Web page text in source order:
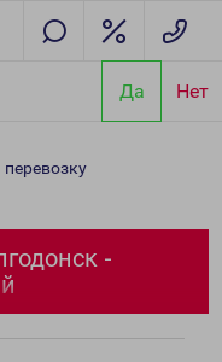
Да Нет
перевозку
-